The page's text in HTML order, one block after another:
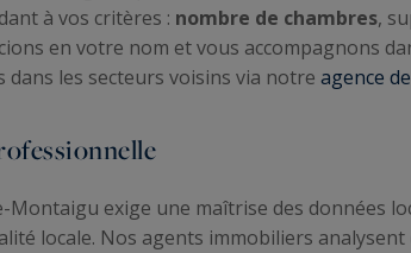
à vos critères : nombre de chambres,
en votre nom et vous accompagnons
les secteurs voisins via notre agence
exige une maîtrise des données
locale. Nos agents immobiliers analysent